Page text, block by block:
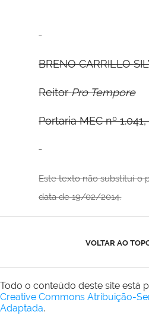
BRENOCARRILLOS
ReitorPro Tempore
Portaria MEC nº
Este texto não substitui o
data de 19/02/2014.
VOLTAR AO
Todo o conteúdo deste site está
Creative Commons Atribuição-
Adaptada.